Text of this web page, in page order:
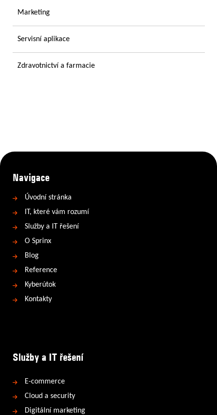
Marketing
Servisní aplikace
Zdravotnictví a farmacie
Navigace
Úvodní stránka
IT, které vám rozumí
Služby a IT řešení
O Sprinx
Blog
Reference
Kyberútok
Kontakty
Služby a IT řešení
E-commerce
Cloud a security
Digitální marketing